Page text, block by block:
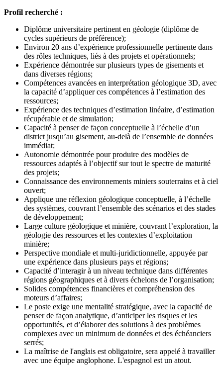
Profil recherché :
Diplôme universitaire pertinent en géologie (diplôme de
cycles supérieurs de préférence);
Environ 20 ans d’expérience professionnelle pertinente dans
des rôles techniques, liés à des projets et opérationnels;
Expérience démontrée sur plusieurs types de gisements et
dans diverses régions;
Compétences avancées en interprétation géologique 3D, avec
la capacité d’appliquer ces compétences à l’estimation des
ressources;
Expérience des techniques d’estimation linéaire, d’estimation
récupérable et de simulation;
Capacité à penser de façon conceptuelle à l’échelle d’un
district jusqu’au gisement, au-delà de l’ensemble de données
immédiat;
Autonomie démontrée pour produire des modèles de
ressources adaptés à l’objectif sur tout le spectre de maturité
des projets;
Connaissance des environnements miniers souterrains et à ciel
ouvert;
Applique une réflexion géologique conceptuelle, à l’échelle
des systèmes, couvrant l’ensemble des scénarios et des stades
de développement;
Large culture géologique et minière, couvrant l’exploration, la
géologie des ressources et les contextes d’exploitation
minière;
Perspective mondiale et multi-juridictionnelle, appuyée par
une expérience dans plusieurs pays et régions;
Capacité d’interagir à un niveau technique dans différentes
régions géographiques et à divers échelons de l’organisation;
Solides compétences financières et compréhension des
moteurs d’affaires;
Le poste exige une mentalité stratégique, avec la capacité de
penser de façon analytique, d’anticiper les risques et les
opportunités, et d’élaborer des solutions à des problèmes
complexes avec un minimum de données et des échéanciers
serrés;
La maîtrise de l'anglais est obligatoire, sera appelé à travailler
avec une équipe anglophone. L'espagnol est un atout.